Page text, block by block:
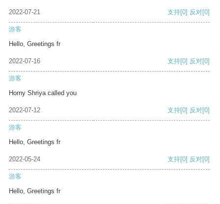
2022-07-21 支持[0] 反对[0]
游客
Hello, Greetings fr
2022-07-16 支持[0] 反对[0]
游客
Horny Shriya called you
2022-07-12 支持[0] 反对[0]
游客
Hello, Greetings fr
2022-05-24 支持[0] 反对[0]
游客
Hello, Greetings fr